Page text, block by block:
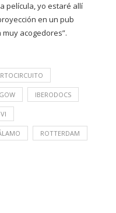
película, yo estaré allí
en un pub
acogedores”.
IBERODOCS
ROTTERDAM